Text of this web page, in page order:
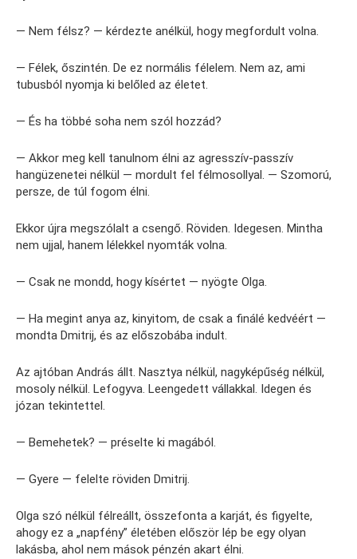
— Nem félsz? — kérdezte anélkül, hogy megfordult volna.
— Félek, őszintén. De ez normális félelem. Nem az, ami
tubusból nyomja ki belőled az életet.
— És ha többé soha nem szól hozzád?
— Akkor meg kell tanulnom élni az agresszív-passzív
hangüzenetei nélkül — mordult fel félmosollyal. — Szomorú,
persze, de túl fogom élni.
Ekkor újra megszólalt a csengő. Röviden. Idegesen. Mintha
nem ujjal, hanem lélekkel nyomták volna.
— Csak ne mondd, hogy kísértet — nyögte Olga.
— Ha megint anya az, kinyitom, de csak a finálé kedvéért —
mondta Dmitrij, és az előszobába indult.
Az ajtóban András állt. Nasztya nélkül, nagyképűség nélkül,
mosoly nélkül. Lefogyva. Leengedett vállakkal. Idegen és
józan tekintettel.
— Bemehetek? — préselte ki magából.
— Gyere — felelte röviden Dmitrij.
Olga szó nélkül félreállt, összefonta a karját, és figyelte,
ahogy ez a „napfény” életében először lép be egy olyan
lakásba, ahol nem mások pénzén akart élni.